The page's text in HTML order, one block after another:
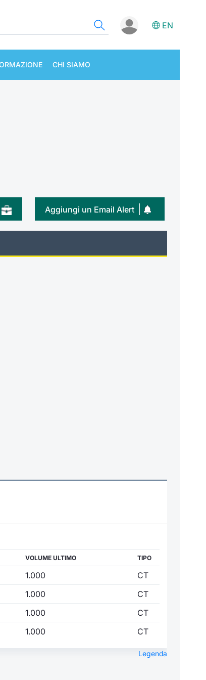
EN
CHI SIAMO
Aggiungi un Email Alert
VOLUME ULTIMO TIPO
1.000
CT
1.000
CT
1.000
CT
1.000 CT
Legenda